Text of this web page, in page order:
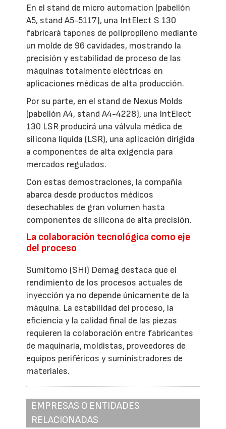
En el stand de micro automation (pabellón
A5, stand A5-5117), una IntElect S 130
fabricará tapones de polipropileno mediante
un molde de 96 cavidades, mostrando la
precisión y estabilidad de proceso de las
máquinas totalmente eléctricas en
aplicaciones médicas de alta producción.
Por su parte, en el stand de Nexus Molds
(pabellón A4, stand A4-4228), una IntElect
130 LSR producirá una válvula médica de
silicona líquida (LSR), una aplicación dirigida
a componentes de alta exigencia para
mercados regulados.
Con estas demostraciones, la compañía
abarca desde productos médicos
desechables de gran volumen hasta
componentes de silicona de alta precisión.
La colaboración tecnológica como eje
del proceso
Sumitomo (SHI) Demag destaca que el
rendimiento de los procesos actuales de
inyección ya no depende únicamente de la
máquina. La estabilidad del proceso, la
eficiencia y la calidad final de las piezas
requieren la colaboración entre fabricantes
de maquinaria, moldistas, proveedores de
equipos periféricos y suministradores de
materiales.
EMPRESAS O ENTIDADES
RELACIONADAS